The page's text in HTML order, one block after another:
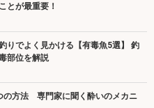
とが最重要！
りでよく見かける【有毒魚5選】 釣
部位を解説
の方法 専門家に聞く酔いのメカニ